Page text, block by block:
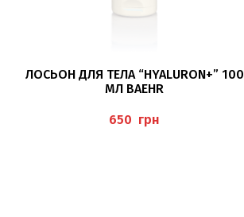
В КОРЗИНУ
ЛОСЬОН ДЛЯ ТЕЛА “HYALURON+” 100
МЛ BAEHR
грн